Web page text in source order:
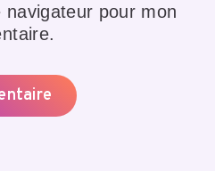
navigateur pour mon